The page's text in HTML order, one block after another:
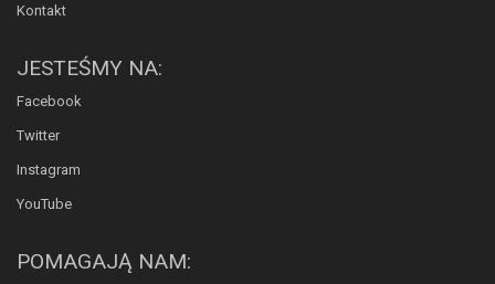
Kontakt
JESTEŚMY NA:
Facebook
Twitter
Instagram
YouTube
POMAGAJĄ NAM: